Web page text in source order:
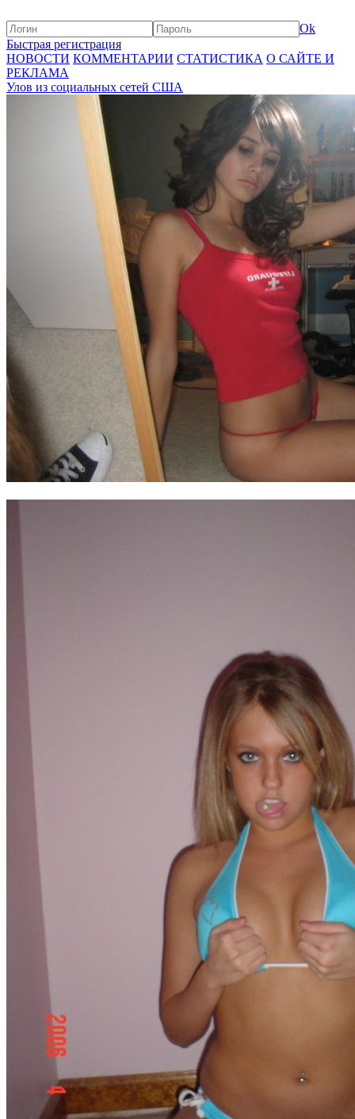
Ok
Быстрая регистрация
НОВОСТИ КОММЕНТАРИИ СТАТИСТИКА О САЙТЕ И
РЕКЛАМА
Улов из социальных сетей США